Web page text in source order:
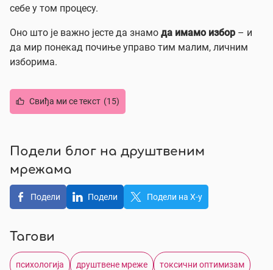
себе у том процесу.
Оно што је важно јесте да знамо да имамо избор – и
да мир понекад почиње управо тим малим, личним
изборима.
Свиђа ми се текст (15)
Подели блог на друштвеним
мрежама
Подели Подели Подели на X-у
Тагови
психологија друштвене мреже токсични оптимизам